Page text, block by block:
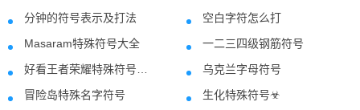
分钟的符号表示及打法 空白字符怎么打
Masaram特殊符号大全 一二三四级钢筋符号
乌克兰字母符号
冒险岛特殊名字符号 生化特殊符号☣